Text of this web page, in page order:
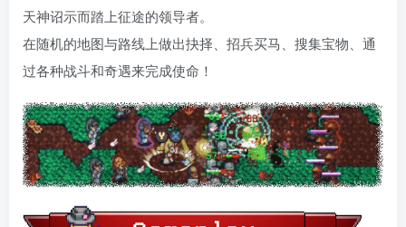
天神诏示而踏上征途的领导者。
在随机的地图与路线上做出抉择、招兵买马、搜集宝物、通
过各种战斗和奇遇来完成使命！